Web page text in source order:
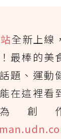
全新上線
最棒的美
題、運動
在這裡看
創